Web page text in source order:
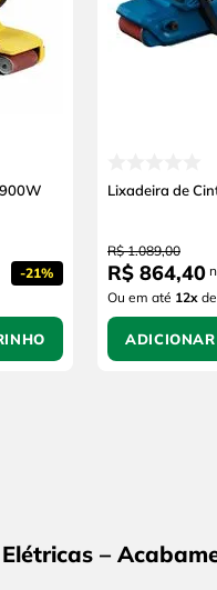
-21%
Lixadeira de
R$ 1.089,00
R$ 864,40
Ou em até 12x de
–